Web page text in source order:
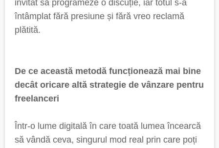
invitat să programeze o discuție, iar totul s-a
întâmplat fără presiune și fără vreo reclamă
plătită.
De ce această metodă funcționează mai bine
decât oricare altă strategie de vânzare pentru
freelanceri
Într-o lume digitală în care toată lumea încearcă
să vândă ceva, singurul mod real prin care poți